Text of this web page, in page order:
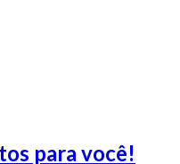
para você!